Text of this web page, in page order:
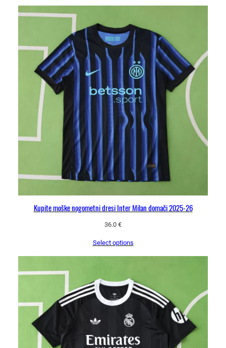
Kupite moške nogometni dresi Inter Milan domači 2025-26
36.0 €
Select options